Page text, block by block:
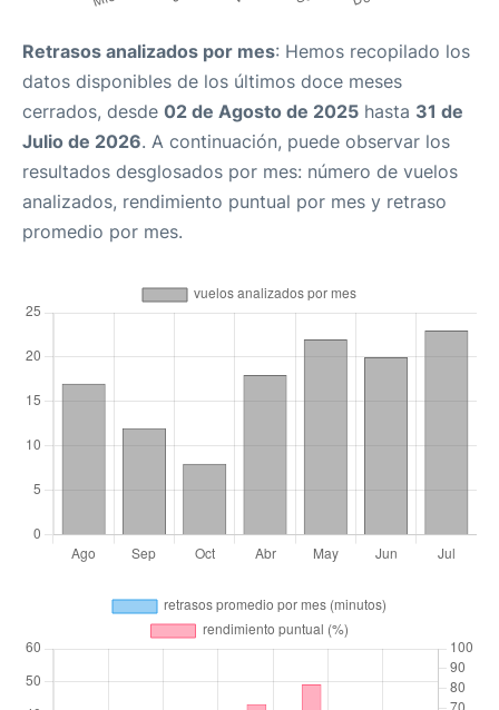
Retrasos analizados por mes: Hemos recopilado los
datos disponibles de los últimos doce meses
cerrados, desde 02 de Agosto de 2025 hasta 31 de
Julio de 2026. A continuación, puede observar los
resultados desglosados por mes: número de vuelos
analizados, rendimiento puntual por mes y retraso
promedio por mes.